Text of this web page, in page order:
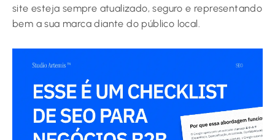
site esteja sempre atualizado, seguro e representando
bem a sua marca diante do público local.